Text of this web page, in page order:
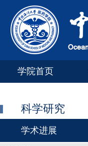
学院首页
科学研究
学术进展